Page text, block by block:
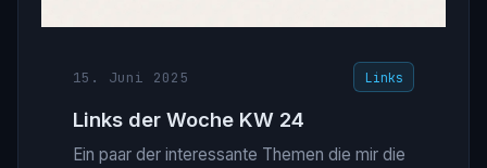
15. Juni 2025 Links
Links der Woche KW 24
Ein paar der interessante Themen die mir die